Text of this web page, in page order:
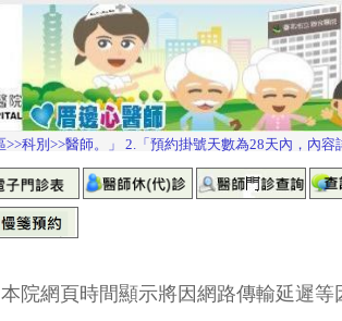
本院網頁時間顯示將因網路傳輸延遲等